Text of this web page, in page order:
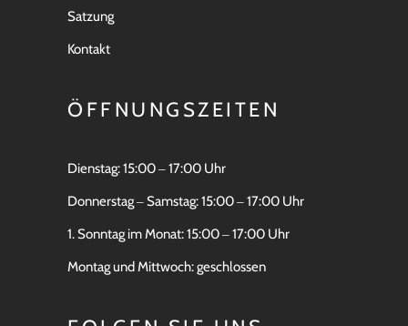
Satzung
Kontakt
ÖFFNUNGSZEITEN
Dienstag: 15:00 ‒ 17:00 Uhr
Donnerstag ‒ Samstag: 15:00 ‒ 17:00 Uhr
1. Sonntag im Monat: 15:00 ‒ 17:00 Uhr
Montag und Mittwoch: geschlossen